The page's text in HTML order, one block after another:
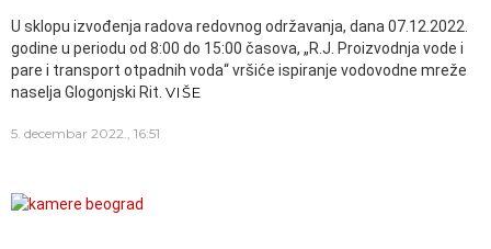
U sklopu izvođenja radova redovnog održavanja, dana 07.12.2022.
godine u periodu od 8:00 do 15:00 časova, „R.J. Proizvodnja vode i
pare i transport otpadnih voda“ vršiće ispiranje vodovodne mreže
naselja Glogonjski Rit. VIŠE
5. decembar 2022., 16:51